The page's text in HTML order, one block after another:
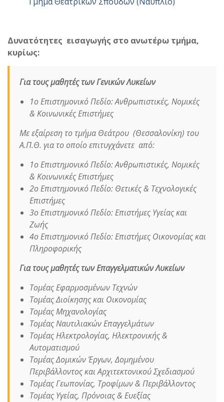
Δυνατότητες εισαγωγής στο ανωτέρω τμήμα,
κυρίως:
Για τους μαθητές τωνΓενικών Λυκείων
1ο Επιστημονικό Πεδίο: Ανθρωπιστικές, Νομικές
& Κοινωνικές Επιστήμες
Με εξαίρεση το τμήμα Θεάτρου (Θεσσαλονίκη) του
Α.Π.Θ. για το οποίο επιτυγχάνετε από:
1ο Επιστημονικό Πεδίο: Ανθρωπιστικές, Νομικές
& Κοινωνικές Επιστήμες
2ο Επιστημονικό Πεδίο: Θετικές & Τεχνολογικές
Επιστήμες
3ο Επιστημονικό Πεδίο: Επιστήμες Υγείας και
Ζωής
4ο Επιστημονικό Πεδίο: Επιστήμες Οικονομίας και
Πληροφορικής
Για τους μαθητές τωνΕπαγγελματικών Λυκείων
Τομέας Εφαρμοσμένων Τεχνών
Τομέας Διοίκησης και Οικονομίας
Τομέας Μηχανολογίας
Τομέας Ναυτιλιακών Επαγγελμάτων
Τομέας Ηλεκτρολογίας, Ηλεκτρονικής &
Αυτοματισμού
Τομέας Δομικών Έργων, Δομημένου
Περιβάλλοντος και Αρχιτεκτονικού Σχεδιασμού
Τομέας Γεωπονίας, Τροφίμων & Περιβάλλοντος
Τομέας Υγείας, Πρόνοιας & Ευεξίας